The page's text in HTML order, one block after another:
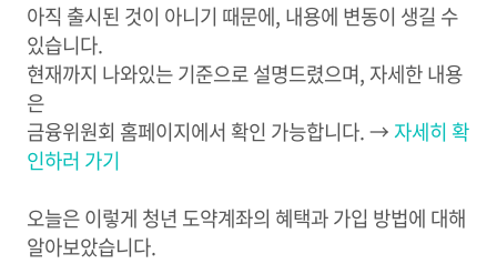
아직 출시된 것이 아니기 때문에, 내용에 변동이 생길 수
있습니다.
현재까지 나와있는 기준으로 설명드렸으며, 자세한 내용
은
금융위원회 홈페이지에서 확인 가능합니다. →자세히 확
인하러 가기
오늘은 이렇게 청년 도약계좌의 혜택과 가입 방법에 대해
알아보았습니다.